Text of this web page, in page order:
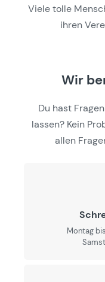
Viele tolle
ihren
Wir
Du hast
lassen? Kein
allen
Montag